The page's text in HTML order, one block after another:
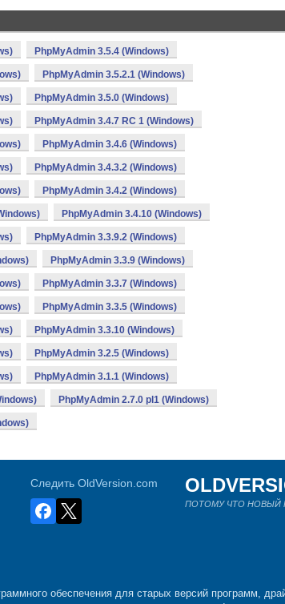
PhpMyAdmin 3.5.4 (Windows)
PhpMyAdmin 3.5.2.1 (Windows)
PhpMyAdmin 3.5.0 (Windows)
PhpMyAdmin 3.4.7 RC 1 (Windows)
PhpMyAdmin 3.4.6 (Windows)
PhpMyAdmin 3.4.3.2 (Windows)
PhpMyAdmin 3.4.2 (Windows)
PhpMyAdmin 3.4.10 (Windows)
PhpMyAdmin 3.3.9.2 (Windows)
PhpMyAdmin 3.3.9 (Windows)
PhpMyAdmin 3.3.7 (Windows)
PhpMyAdmin 3.3.5 (Windows)
PhpMyAdmin 3.3.10 (Windows)
PhpMyAdmin 3.2.5 (Windows)
PhpMyAdmin 3.1.1 (Windows)
PhpMyAdmin 2.7.0 pl1 (Windows)
Следить OldVersion.com
ПОТОМУ ЧТО НОВЫЙ
обеспечения для старых версий программ,